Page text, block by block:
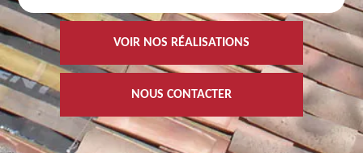
VOIR NOS RÉALISATIONS
NOUS CONTACTER